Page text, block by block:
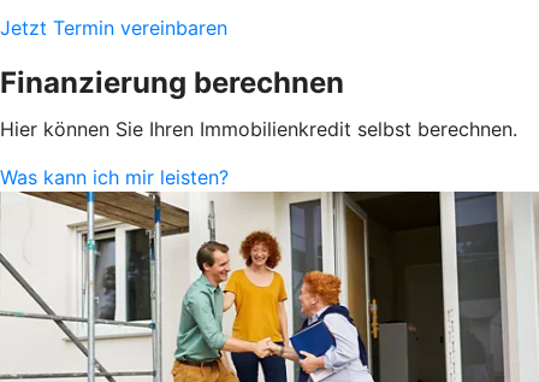
Jetzt Termin vereinbaren
Finanzierung berechnen
Hier können Sie Ihren Immobilienkredit selbst berechnen.
Was kann ich mir leisten?